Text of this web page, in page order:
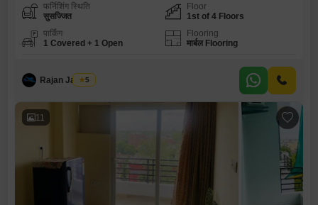
फर्निशिंग स्थिति
सुसज्जित
Floor
1st of 4 Floors
पार्किंग
1 Covered + 1 Open
Flooring
मार्बल Flooring
Rajan Jaiswal
5
11